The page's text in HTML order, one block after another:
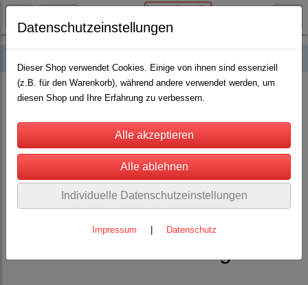
Widerrufsformular herunterladen
Widerrufsbelehrung
Verbrauchern steht ein Widerrufsrecht nach folgender Maßgabe zu,
Zwecken abschließt, die überwiegend weder ihrer gewerblichen noch
ihrer selbständigen beruflichen Tätigkeit zugerechnet werden können:
Datenschutzeinstellungen
Dieser Shop verwendet Cookies. Einige von ihnen sind essenziell
(z.B. für den Warenkorb), während andere verwendet werden, um
diesen Shop und Ihre Erfahrung zu verbessern.
Individuelle Datenschutzeinstellungen
Impressum Datenschutz